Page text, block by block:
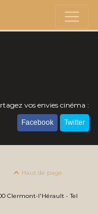
vos envies cinéma :
Facebook Twitter
Haut de page
Clermont-l'Hérault - Tel